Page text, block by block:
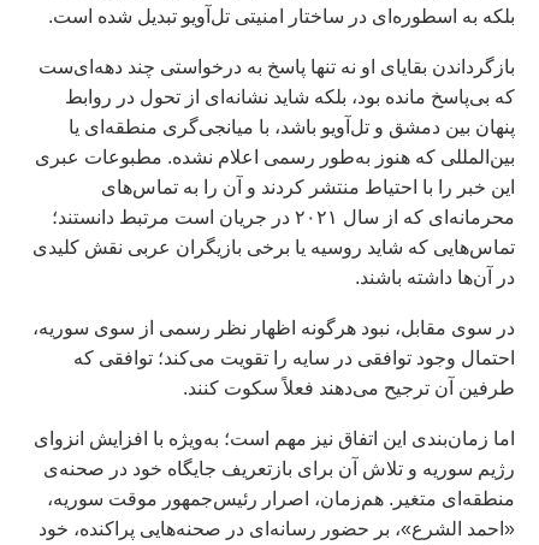
بلکه به اسطوره‌ای در ساختار امنیتی تل‌آویو تبدیل شده است.
بازگرداندن بقایای او نه تنها پاسخ به درخواستی چند دهه‌ای‌ست
که بی‌پاسخ مانده بود، بلکه شاید نشانه‌ای از تحول در روابط
پنهان بین دمشق و تل‌آویو باشد، با میانجی‌گری منطقه‌ای یا
بین‌المللی که هنوز به‌طور رسمی اعلام نشده. مطبوعات عبری
این خبر را با احتیاط منتشر کردند و آن را به تماس‌های
محرمانه‌ای که از سال ۲۰۲۱ در جریان است مرتبط دانستند؛
تماس‌هایی که شاید روسیه یا برخی بازیگران عربی نقش کلیدی
در آن‌ها داشته باشند.
در سوی مقابل، نبود هرگونه اظهار نظر رسمی از سوی سوریه،
احتمال وجود توافقی در سایه را تقویت می‌کند؛ توافقی که
طرفین آن ترجیح می‌دهند فعلاً سکوت کنند.
اما زمان‌بندی این اتفاق نیز مهم است؛ به‌ویژه با افزایش انزوای
رژیم سوریه و تلاش آن برای بازتعریف جایگاه خود در صحنه‌ی
منطقه‌ای متغیر. هم‌زمان، اصرار رئیس‌جمهور موقت سوریه،
«احمد الشرع»، بر حضور رسانه‌ای در صحنه‌هایی پراکنده، خود